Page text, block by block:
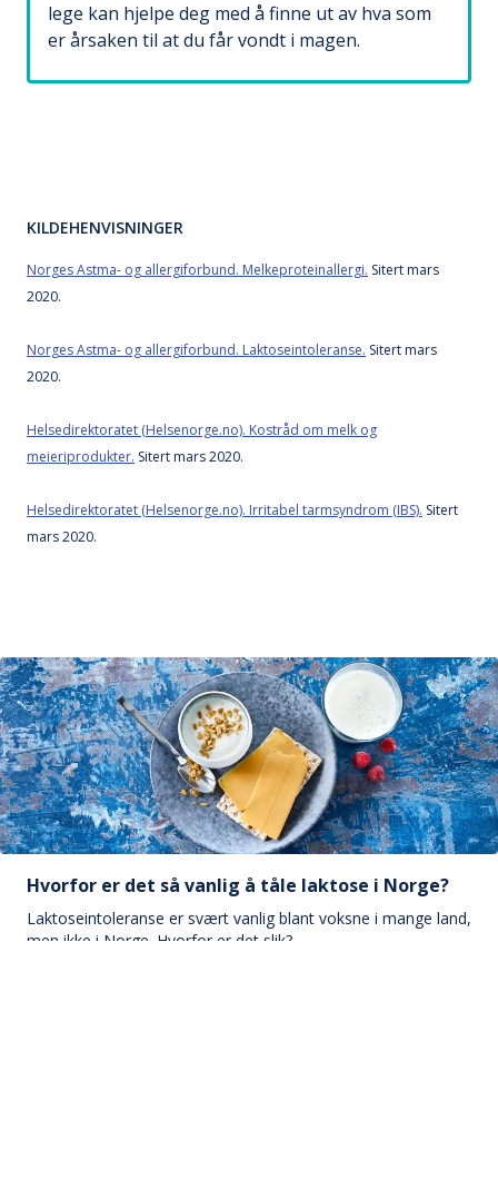
lege kan hjelpe deg med å finne ut av hva som
er årsaken til at du får vondt i magen.
KILDEHENVISNINGER
Norges Astma- og allergiforbund. Melkeproteinallergi. Sitert mars
2020.
Norges Astma- og allergiforbund. Laktoseintoleranse. Sitert mars
2020.
Helsedirektoratet (Helsenorge.no). Kostråd om melk og
meieriprodukter. Sitert mars 2020.
Helsedirektoratet (Helsenorge.no). Irritabel tarmsyndrom (IBS). Sitert
mars 2020.
Hvorfor er det så vanlig å tåle laktose i Norge?
Laktoseintoleranse er svært vanlig blant voksne i mange land,
men ikke i Norge. Hvorfor er det slik?